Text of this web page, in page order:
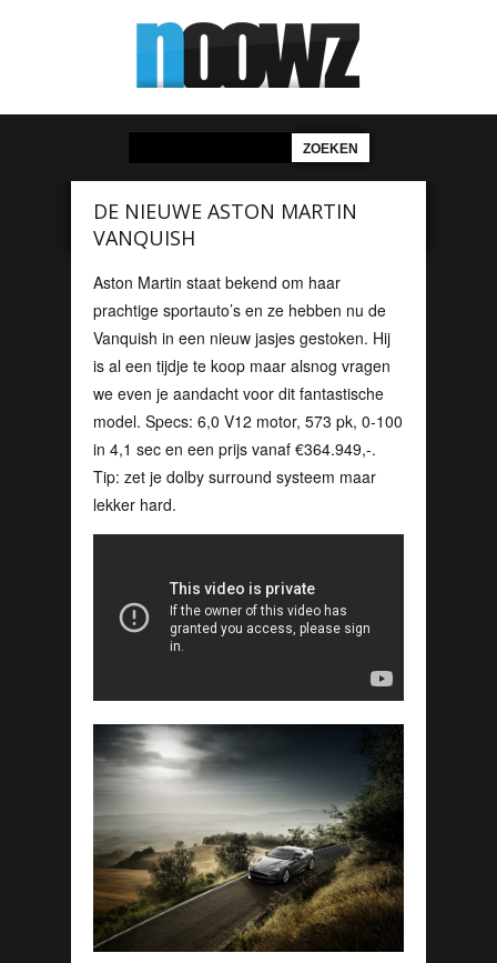
DE NIEUWE ASTON MARTIN
VANQUISH
Aston Martin staat bekend om haar
prachtige sportauto’s en ze hebben nu de
Vanquish in een nieuw jasjes gestoken. Hij
is al een tijdje te koop maar alsnog vragen
we even je aandacht voor dit fantastische
model. Specs: 6,0 V12 motor, 573 pk, 0-100
in 4,1 sec en een prijs vanaf €364.949,-.
Tip: zet je dolby surround systeem maar
lekker hard.